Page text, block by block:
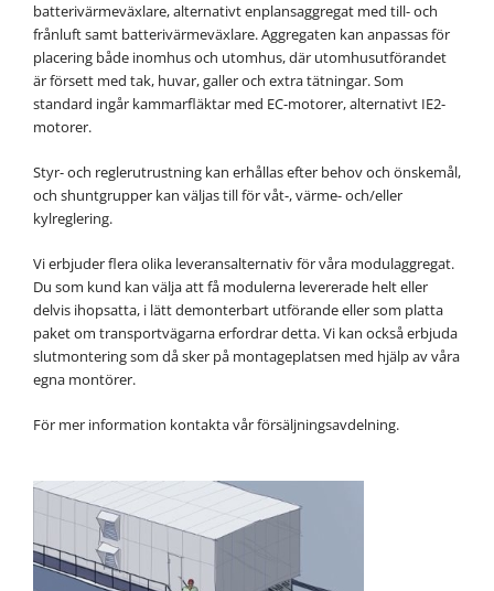
batterivärmeväxlare, alternativt enplansaggregat med till- och
frånluft samt batterivärmeväxlare. Aggregaten kan anpassas för
placering både inomhus och utomhus, där utomhusutförandet
är försett med tak, huvar, galler och extra tätningar. Som
standard ingår kammarfläktar med EC-motorer, alternativt IE2-
motorer.
Styr- och reglerutrustning kan erhållas efter behov och önskemål,
och shuntgrupper kan väljas till för våt-, värme- och/eller
kylreglering.
Vi erbjuder flera olika leveransalternativ för våra modulaggregat.
Du som kund kan välja att få modulerna levererade helt eller
delvis ihopsatta, i lätt demonterbart utförande eller som platta
paket om transportvägarna erfordrar detta. Vi kan också erbjuda
slutmontering som då sker på montageplatsen med hjälp av våra
egna montörer.
För mer information kontakta vår försäljningsavdelning.